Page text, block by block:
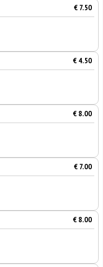
€ 7.50
€ 4.50
€ 8.00
€ 7.00
€ 8.00